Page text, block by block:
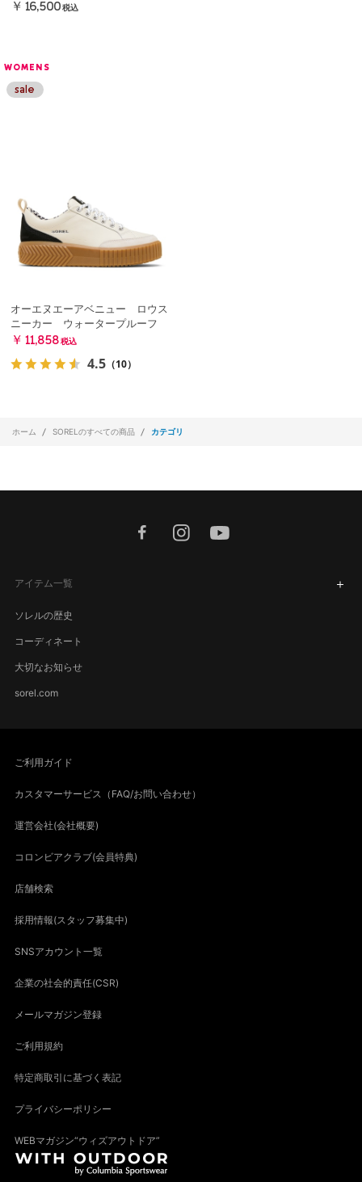
￥16,500 税込
WOMENS
オーエヌエーアベニュー ロウス
ニーカー ウォータープルーフ
￥11,858 税込
4.5 （10）
ホーム SORELのすべての商品 カテゴリ
facebookinstagram
アイテム一覧
ソレルの歴史
コーディネート
大切なお知らせ
sorel.com
ご利用ガイド
カスタマーサービス（FAQ/お問い合わせ）
運営会社(会社概要)
コロンビアクラブ(会員特典)
店舗検索
採用情報(スタッフ募集中)
SNSアカウント一覧
企業の社会的責任(CSR)
メールマガジン登録
ご利用規約
特定商取引に基づく表記
プライバシーポリシー
WEBマガジン“ウィズアウトドア”